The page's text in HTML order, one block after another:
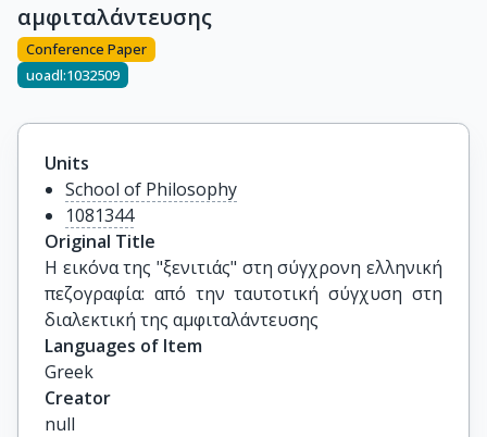
αμφιταλάντευσης
Conference Paper
uoadl:1032509
Units
School of Philosophy
1081344
Original Title
Η εικόνα της "ξενιτιάς" στη σύγχρονη ελληνική
πεζογραφία: από την ταυτοτική σύγχυση στη
διαλεκτική της αμφιταλάντευσης
Languages of Item
Greek
Creator
null